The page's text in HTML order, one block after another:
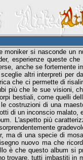
moniker si nasconde un
esperienze queste
anche se fortemente
altri interpreti per
che ci permette di
più che le sue visioni,
bestiali, come quelli
costruzioni di una
di un inconscio
L'aspetto più
ma di una specie di
nuovo ma che
è che questo album si
trovare, tutti imbastiti in